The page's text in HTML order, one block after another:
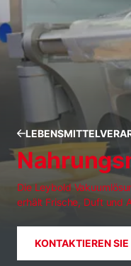
Die Leybold
erhält Frische, Duft und
KONTAKTIEREN SIE